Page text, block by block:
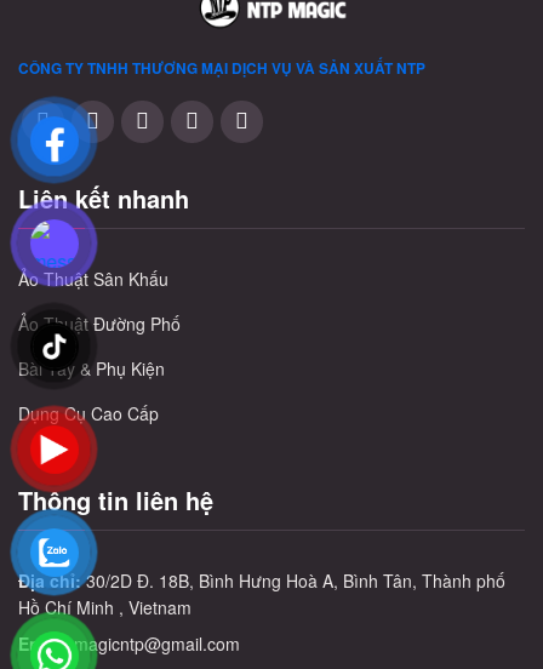
CÔNG TY TNHH THƯƠNG MẠI DỊCH VỤ VÀ SẢN XUẤTNTP
Liên kết nhanh
Ảo Thuật Sân Khấu
Ảo Thuật Đường Phố
Bài Tây & Phụ Kiện
Dụng Cụ Cao Cấp
Thông tin liên hệ
Địa chỉ:30/2D Đ. 18B, Bình Hưng Hoà A, Bình Tân, Thành phố
Hồ Chí Minh , Vietnam
Email:magicntp@gmail.com